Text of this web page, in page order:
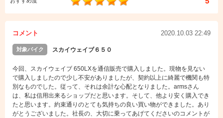
コメント 2020.10.03 22:49
対象バイク スカイウェイブ６５０
今回、スカイウェイブ 650LXを通信販売で購入しました。現物を見ない
で購入しましたので少し不安がありましたが、契約以上に綺麗で機関も特
別なものでした。従って、それは余計な心配となりました。armsさん
は、私は信用出来るショップだと思います。そして、他より安く購入でき
たと思います。約束通りのとても気持ちの良い買い物ができました。あり
がとうございました。社長の、大切に乗ってあげてくださいのコメントが